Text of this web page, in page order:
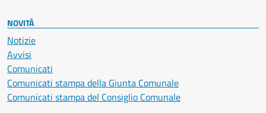
NOVITÀ
Notizie
Avvisi
Comunicati
Comunicati stampa della Giunta Comunale
Comunicati stampa del Consiglio Comunale